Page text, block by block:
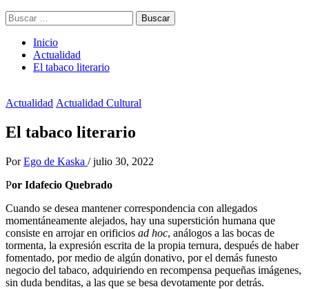
Buscar:
Inicio
Actualidad
El tabaco literario
Actualidad Actualidad Cultural
El tabaco literario
Por Ego de Kaska / julio 30, 2022
Por Idafecio Quebrado
Cuando se desea mantener correspondencia con allegados
momentáneamente alejados, hay una superstición humana que
consiste en arrojar en orificios ad hoc, análogos a las bocas de
tormenta, la expresión escrita de la propia ternura, después de haber
fomentado, por medio de algún donativo, por el demás funesto
negocio del tabaco, adquiriendo en recompensa pequeñas imágenes,
sin duda benditas, a las que se besa devotamente por detrás.